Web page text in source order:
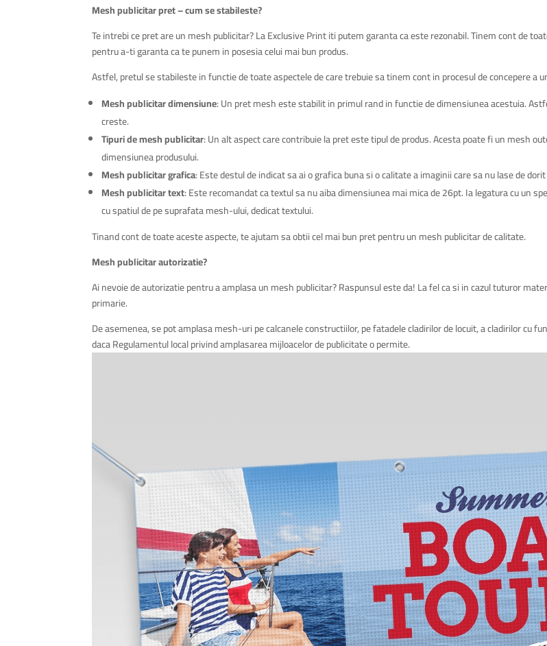
Mesh publicitar pret – cum se stabileste?
Te intrebi ce pret are un mesh publicitar? La Exclusive Print iti putem garanta ca este rezonabil. Tinem cont de
pentru a-ti garanta ca te punem in posesia celui mai bun produs.
Astfel, pretul se stabileste in functie de toate aspectele de care trebuie sa tinem cont in procesul de concepere a
Mesh publicitar dimensiune: Un pret mesh este stabilit in primul rand in functie de dimensiunea acestuia.
creste.
Tipuri de mesh publicitar: Un alt aspect care contribuie la pret este tipul de produs. Acesta poate fi un mesh
dimensiunea produsului.
Mesh publicitar grafica: Este destul de indicat sa ai o grafica buna si o calitate a imaginii care sa nu lase de
Mesh publicitar text: Este recomandat ca textul sa nu aiba dimensiunea mai mica de 26pt. Ia legatura cu un
cu spatiul de pe suprafata mesh-ului, dedicat textului.
Tinand cont de toate aceste aspecte, te ajutam sa obtii cel mai bun pret pentru un mesh publicitar de calitate.
Mesh publicitar autorizatie?
Ai nevoie de autorizatie pentru a amplasa un mesh publicitar? Raspunsul este da! La fel ca si in cazul tuturor
primarie.
De asemenea, se pot amplasa mesh-uri pe calcanele constructiilor, pe fatadele cladirilor de locuit, a cladirilor cu
daca Regulamentul local privind amplasarea mijloacelor de publicitate o permite.